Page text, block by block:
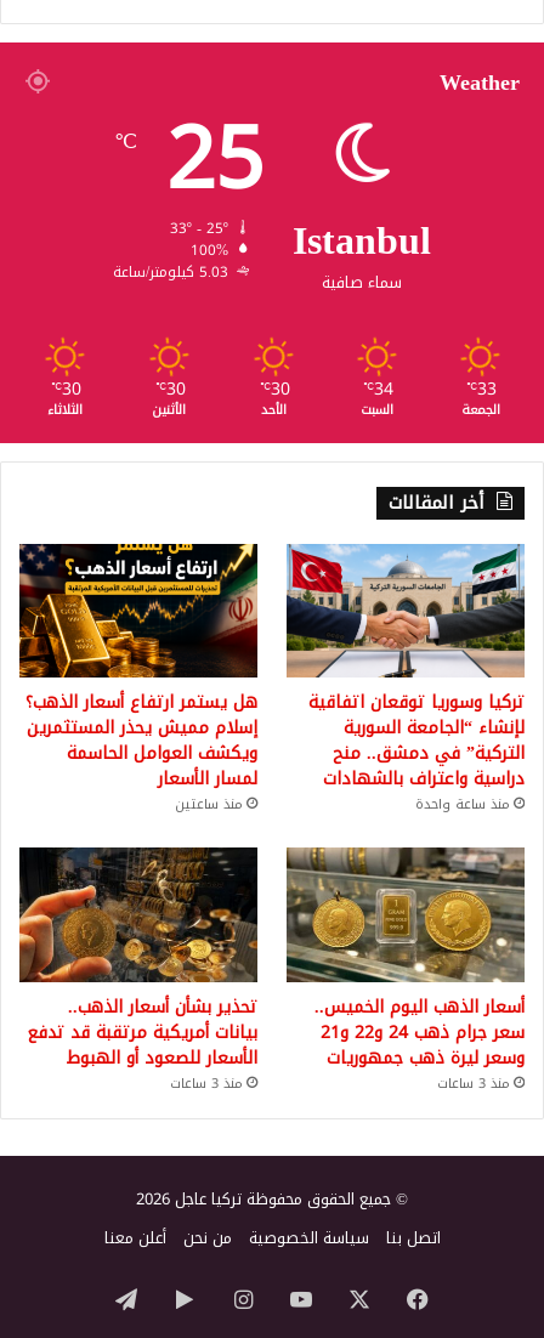
Weather
Istanbul
سماء صافية
25
℃
100%
5.03 كيلومتر/ساعة
33
℃
الجمعة
34
℃
السبت
30
℃
الأحد
30
℃
الأثنين
30
℃
الثلاثاء
أخر المقالات
تركيا وسوريا توقعان اتفاقية
لإنشاء “الجامعة السورية
التركية” في دمشق.. منح
دراسية واعتراف بالشهادات
منذ ساعة واحدة
هل يستمر ارتفاع أسعار الذهب؟
إسلام مميش يحذر المستثمرين
ويكشف العوامل الحاسمة
لمسار الأسعار
منذ ساعتين
أسعار الذهب اليوم الخميس..
سعر جرام ذهب 24 و22 و21
وسعر ليرة ذهب جمهوريات
منذ 3 ساعات
تحذير بشأن أسعار الذهب..
بيانات أمريكية مرتقبة قد تدفع
الأسعار للصعود أو الهبوط
منذ 3 ساعات
© جميع الحقوق محفوظة تركيا عاجل 2026
اتصل بنا سياسة الخصوصية من نحن أعلن معنا
فيسبوك ‫YouTubeانستقرام‏Googleتيلقرام